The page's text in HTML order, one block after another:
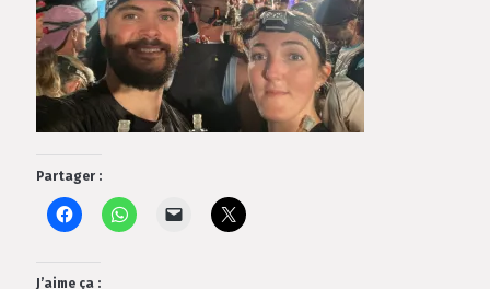
Partager :
J’aime ça :